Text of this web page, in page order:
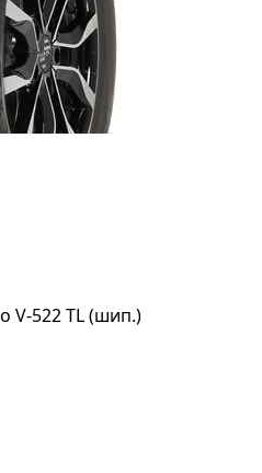
V-522 TL (шип.)